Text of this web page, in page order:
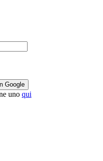
Google
uno qui